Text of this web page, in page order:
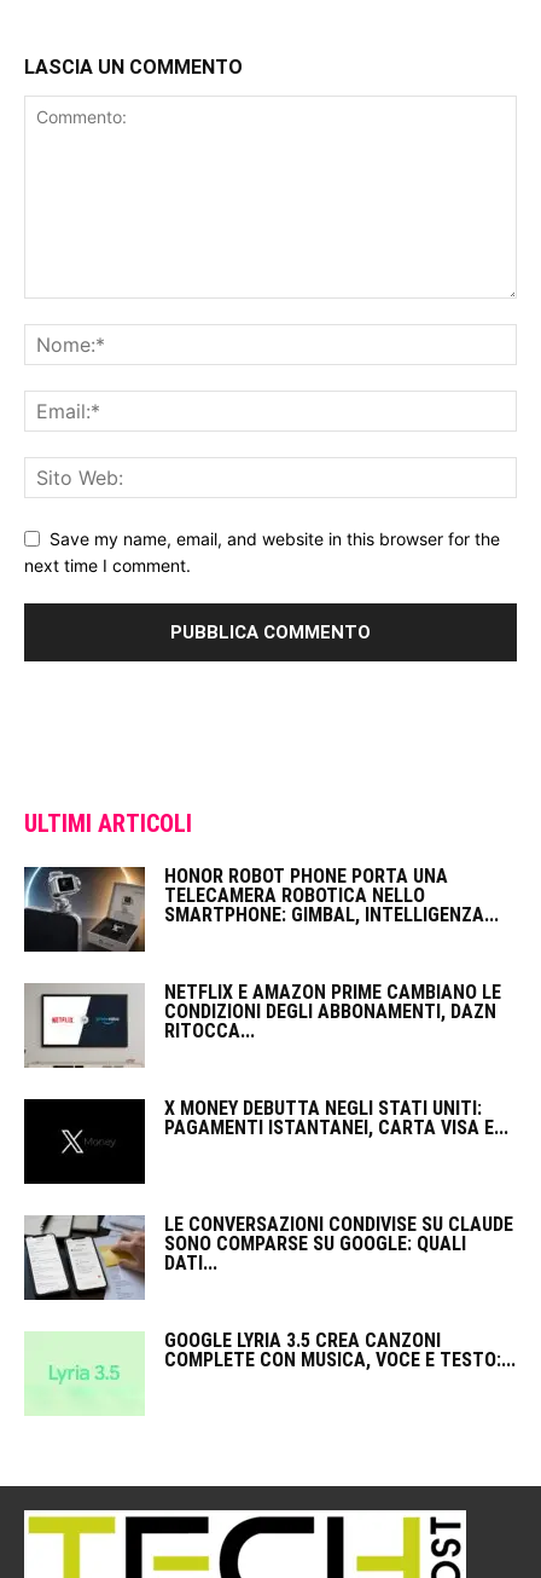
LASCIA UN COMMENTO
Save my name, email, and website in this browser for the
next time I comment.
ULTIMI ARTICOLI
HONOR ROBOT PHONE PORTA UNA
TELECAMERA ROBOTICA NELLO
SMARTPHONE: GIMBAL, INTELLIGENZA...
NETFLIX E AMAZON PRIME CAMBIANO LE
CONDIZIONI DEGLI ABBONAMENTI, DAZN
RITOCCA...
X MONEY DEBUTTA NEGLI STATI UNITI:
PAGAMENTI ISTANTANEI, CARTA VISA E...
LE CONVERSAZIONI CONDIVISE SU CLAUDE
SONO COMPARSE SU GOOGLE: QUALI
DATI...
GOOGLE LYRIA 3.5 CREA CANZONI
COMPLETE CON MUSICA, VOCE E TESTO:...